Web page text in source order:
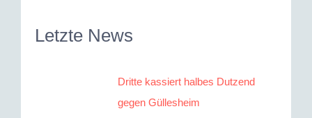
Letzte News
Dritte kassiert halbes Dutzend
gegen Güllesheim